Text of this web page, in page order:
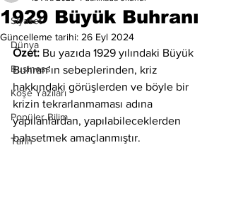
Siyaset
Dünya
Business
Köşe Yazıları
Popüler Bilim
Tarih
1929 Büyük Buhranı
Güncelleme tarihi: 26 Eyl 2024
Özet: Bu yazıda 1929 yılındaki Büyük
Buhran’ın sebeplerinden, kriz
hakkındaki görüşlerden ve böyle bir
krizin tekrarlanmaması adına
yapılanlardan, yapılabileceklerden
bahsetmek amaçlanmıştır.